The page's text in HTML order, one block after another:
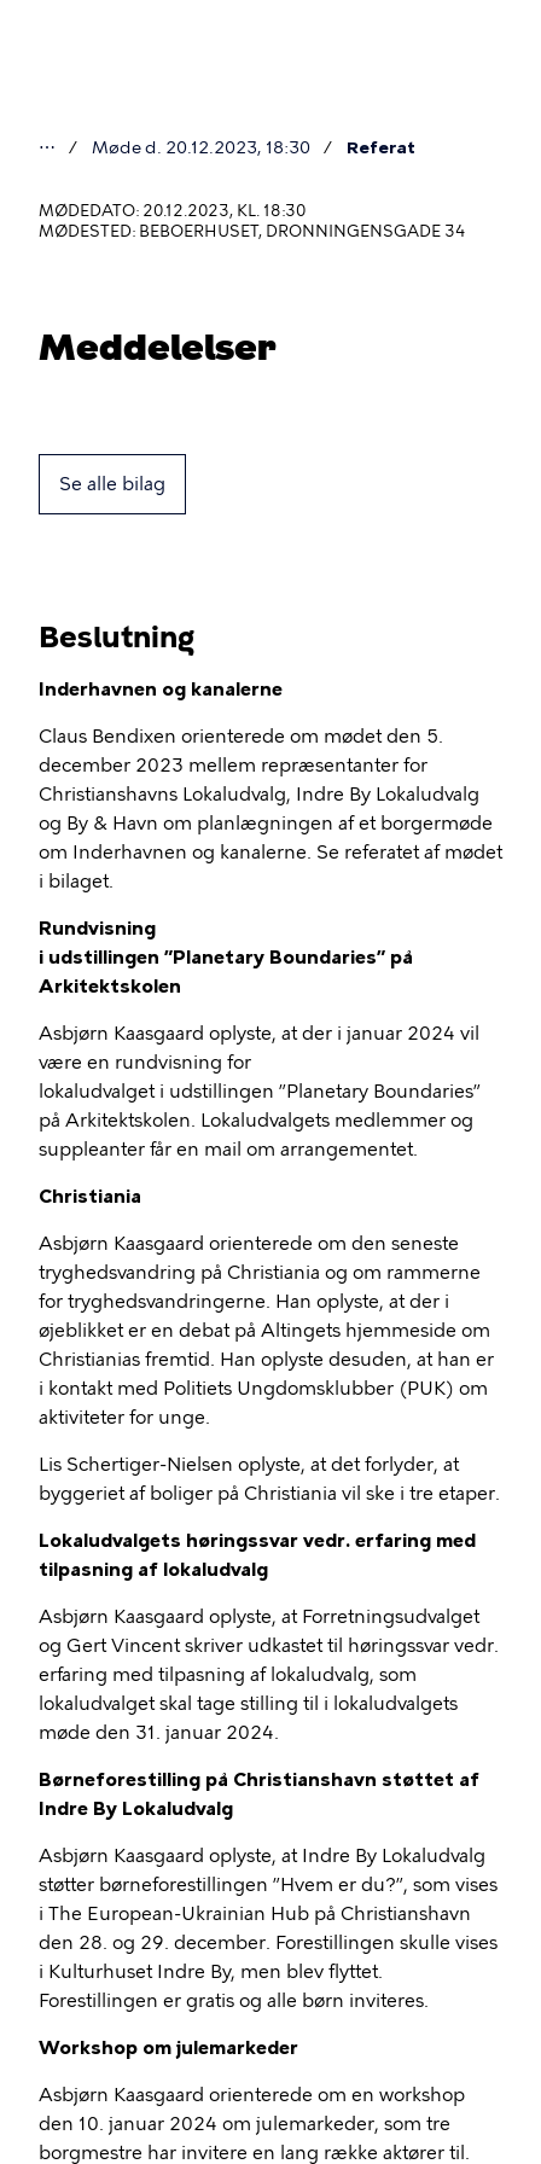
er
her
⋯ Møde d. 20.12.2023, 18:30 Referat
MØDEDATO: 20.12.2023, KL. 18:30
MØDESTED: BEBOERHUSET, DRONNINGENSGADE 34
Meddelelser
Se alle bilag
Beslutning
Inderhavnen og kanalerne
Claus Bendixen orienterede om mødet den 5.
december 2023 mellem repræsentanter for
Christianshavns Lokaludvalg, Indre By Lokaludvalg
og By & Havn om planlægningen af et borgermøde
om Inderhavnen og kanalerne. Se referatet af mødet
i bilaget.
Rundvisning
i udstillingen ”Planetary Boundaries” på
Arkitektskolen
Asbjørn Kaasgaard oplyste, at der i januar 2024 vil
være en rundvisning for
lokaludvalget i udstillingen ”Planetary Boundaries”
på Arkitektskolen. Lokaludvalgets medlemmer og
suppleanter får en mail om arrangementet.
Christiania
Asbjørn Kaasgaard orienterede om den seneste
tryghedsvandring på Christiania og om rammerne
for tryghedsvandringerne. Han oplyste, at der i
øjeblikket er en debat på Altingets hjemmeside om
Christianias fremtid. Han oplyste desuden, at han er
i kontakt med Politiets Ungdomsklubber (PUK) om
aktiviteter for unge.
Lis Schertiger-Nielsen oplyste, at det forlyder, at
byggeriet af boliger på Christiania vil ske i tre etaper.
Lokaludvalgets høringssvar vedr. erfaring med
tilpasning af lokaludvalg
Asbjørn Kaasgaard oplyste, at Forretningsudvalget
og Gert Vincent skriver udkastet til høringssvar vedr.
erfaring med tilpasning af lokaludvalg, som
lokaludvalget skal tage stilling til i lokaludvalgets
møde den 31. januar 2024.
Børneforestilling på Christianshavn støttet af
Indre By Lokaludvalg
Asbjørn Kaasgaard oplyste, at Indre By Lokaludvalg
støtter børneforestillingen ”Hvem er du?”, som vises
i The European-Ukrainian Hub på Christianshavn
den 28. og 29. december. Forestillingen skulle vises
i Kulturhuset Indre By, men blev flyttet.
Forestillingen er gratis og alle børn inviteres.
Workshop om julemarkeder
Asbjørn Kaasgaard orienterede om en workshop
den 10. januar 2024 om julemarkeder, som tre
borgmestre har invitere en lang række aktører til.